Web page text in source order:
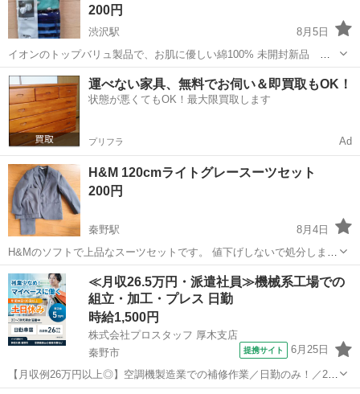
200円
渋沢駅
8月5日
イオンのトップバリュ製品で、お肌に優しい綿100% 未開封新品 未
使用 ノークレーム、ノーリターンでお願いいたします🙇 保育園 幼稚
園 小学校 ４歳 ５歳 ６歳 ７歳 ８歳くらい？ 子ども服 こども
肌着...
神奈川 秦野市 渋沢駅 キッズ用品
運べない家具、無料でお伺い＆即買取もOK！
状態が悪くてもOK！最大限買取します
プリフラ Ad
H&M 120cmライトグレースーツセット
200円
秦野駅
8月4日
H&Mのソフトで上品なスーツセットです。 値下げしないで処分します
m(__)m ナチュラルに勤め人みたいなスーツで、 かえって目立ちまし
た💧 入園・入学・卒業式に。 こどもっぽさがないので、着せられてる
感も...
神奈川 秦野市 秦野駅 キッズ用品 礼服
≪月収26.5万円・派遣社員≫機械系工場での
組立・加工・プレス 日勤
時給1,500円
株式会社プロスタッフ 厚木支店
秦野市
提携サイト 6月25日
【月収例26万円以上◎】空調機製造業での補修作業／日勤のみ！／20
～30代活躍中☆ 空調機架台の補修作業・シーリング作業 空調機に使用